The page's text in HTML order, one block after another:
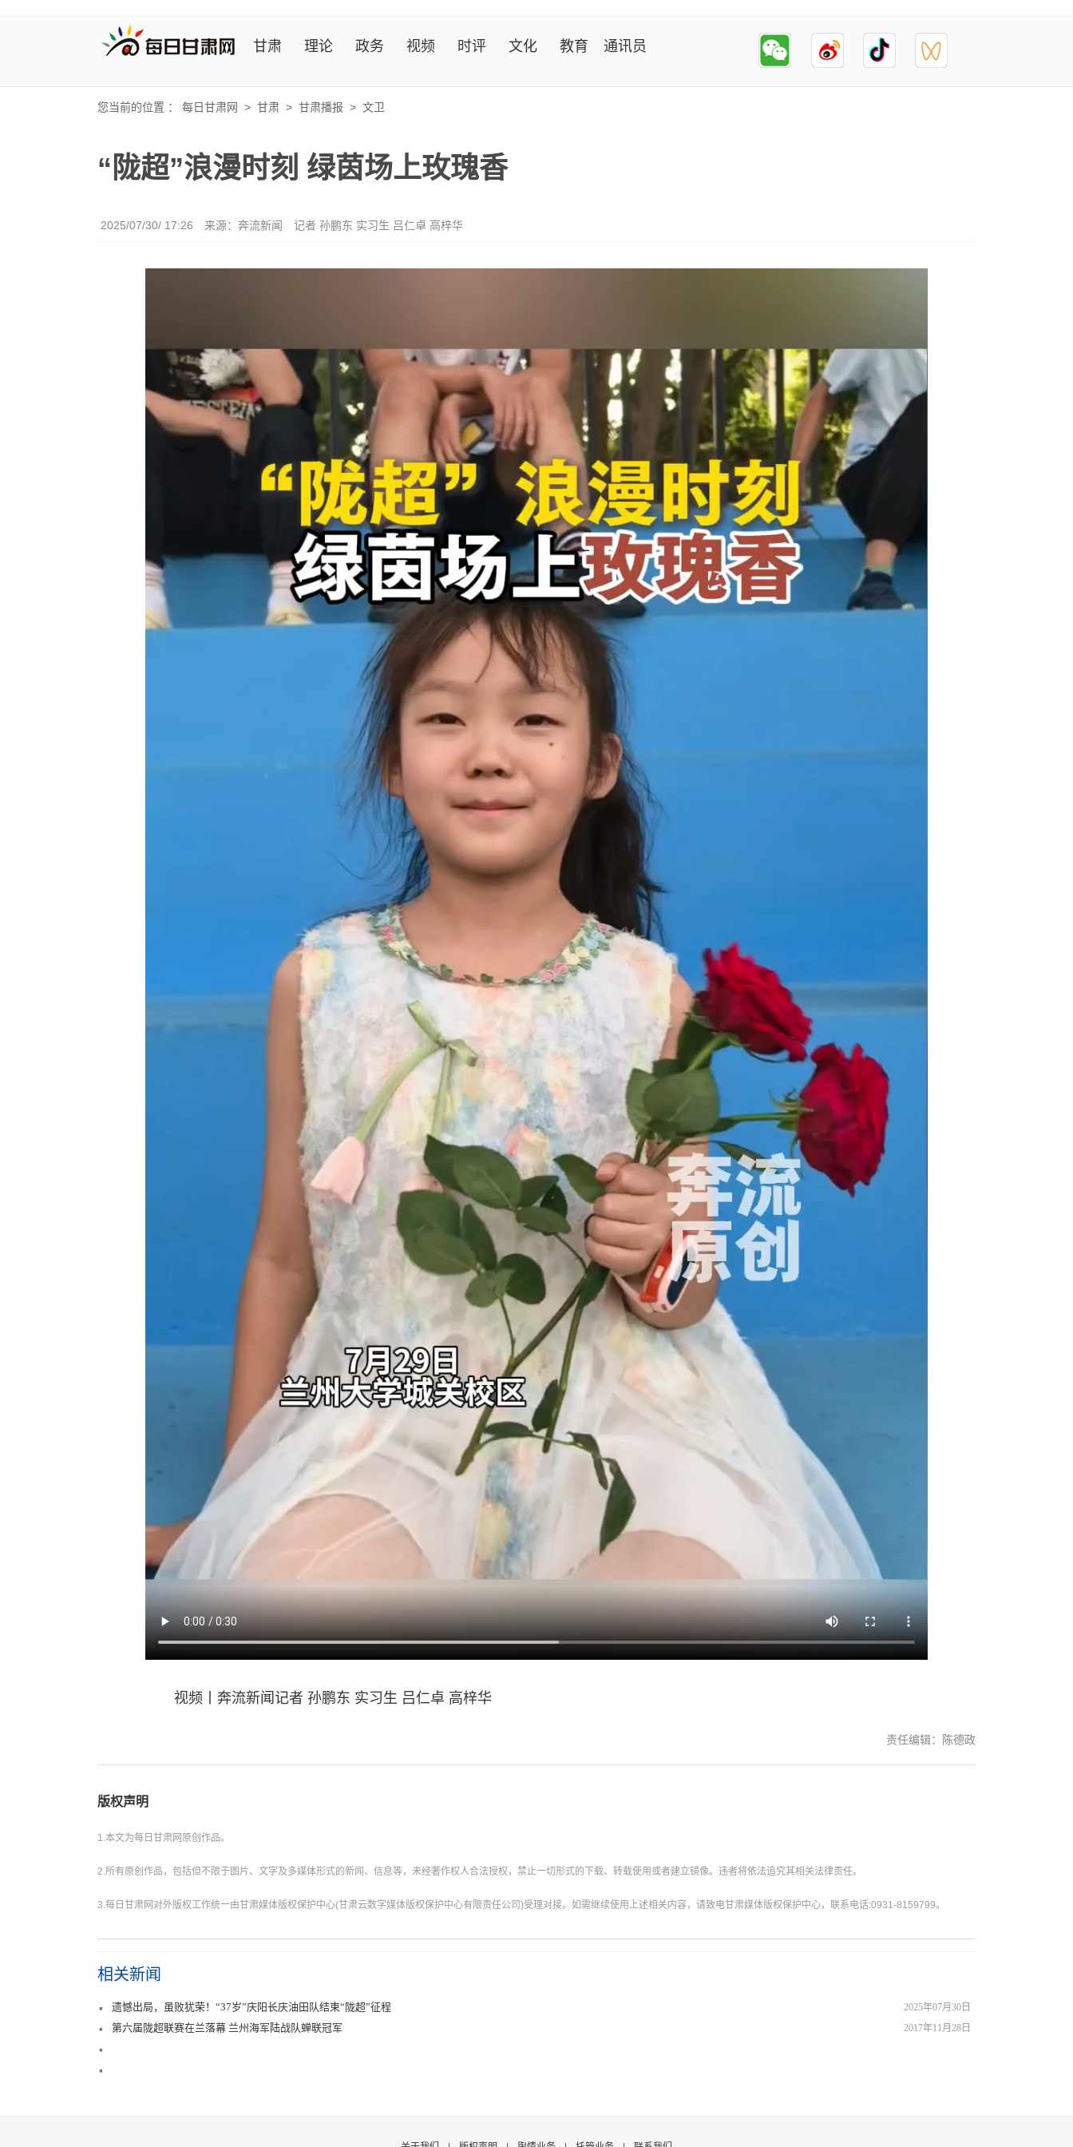
甘肃 理论 政务 视频 时评 文化 教育 通讯员
您当前的位置 ： 每日甘肃网 > 甘肃 > 甘肃播报 > 文卫
“陇超”浪漫时刻 绿茵场上玫瑰香
2025/07/30/ 17:26 来源：奔流新闻 记者 孙鹏东 实习生 吕仁卓 高梓华
视频丨奔流新闻记者 孙鹏东 实习生 吕仁卓 高梓华
责任编辑：陈德政
版权声明
1.本文为每日甘肃网原创作品。
2.所有原创作品，包括但不限于图片、文字及多媒体形式的新闻、信息等，未经著作权人合法授权，禁止一切形式的下载、转载使用或者建立镜像。违者将依法追究其相关法律责任。
3.每日甘肃网对外版权工作统一由甘肃媒体版权保护中心(甘肃云数字媒体版权保护中心有限责任公司)受理对接。如需继续使用上述相关内容，请致电甘肃媒体版权保护中心，联系电话:0931-8159799。
相关新闻
2025年07月30日
遗憾出局，虽败犹荣！“37岁”庆阳长庆油田队结束“陇超”征程
2017年11月28日
第六届陇超联赛在兰落幕 兰州海军陆战队蝉联冠军